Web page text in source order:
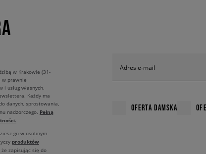
Adres e-mail
OFERTA DAMSKA
w Krakowie (31-
w prawnie
usług własnych.
Każdy ma
danych, sprostowania,
nadzorczego. Pełną
go w osobnym
produktów
zapisując się do